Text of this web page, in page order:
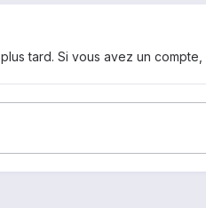
tard. Si vous avez un compte,